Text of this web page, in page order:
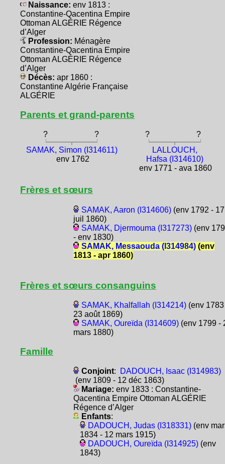
Naissance: env 1813 :
Constantine-Qacentina Empire
Ottoman ALGÉRIE Régence
d’Alger
Profession: Ménagère
Constantine-Qacentina Empire
Ottoman ALGÉRIE Régence
d’Alger
Décès: apr 1860 :
Constantine Algérie Française
ALGÉRIE
Parents et grand-parents
? ? ?
?
SAMAK, Simon (I314611)
env 1762
LALLOUCH,
Hafsa (I314610)
env 1771 - ava 1860
Frères et sœurs
SAMAK, Aaron (I314606)(env 1792 - 17
juil 1860)
SAMAK, Djermouma (I317273)(env
- env 1830)
SAMAK, Messaouda (I314984)(env
1813 - apr 1860)
Frères et sœurs consanguins
SAMAK, Khalfallah (I314214)(env 1783
23 août 1869)
SAMAK, Oureïda (I314609)(env 1799 -
mars 1880)
Famille
Conjoint:
DADOUCH, Isaac (I314983)
(env 1809 - 12 déc 1863)
Mariage: env 1833 : Constantine-
Qacentina Empire Ottoman ALGÉRIE
Régence d’Alger
Enfants:
DADOUCH, Judas (I318331)(env
1834 - 12 mars 1915)
DADOUCH, Oureïda (I314925)(env
1843)